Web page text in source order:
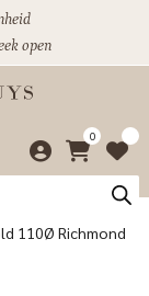
open
0
110Ø Richmond